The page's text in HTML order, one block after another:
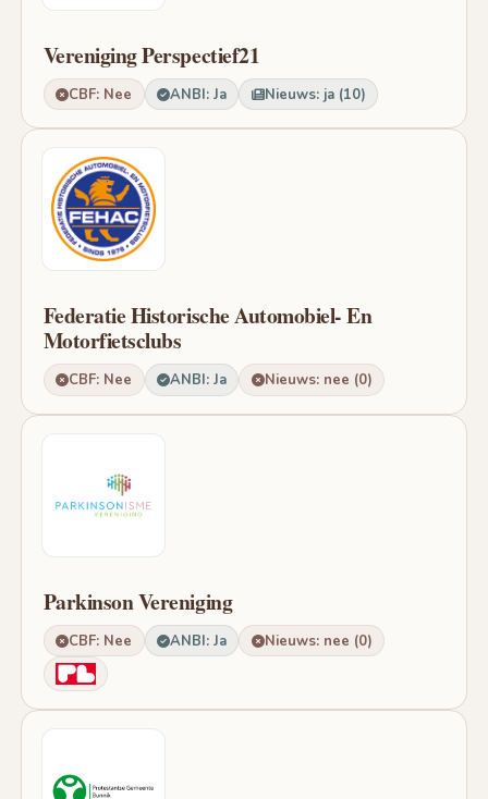
Vereniging Perspectief21
CBF: Nee ANBI: Ja Nieuws: ja (10)
Federatie Historische Automobiel- En
Motorfietsclubs
CBF: Nee ANBI: Ja Nieuws: nee (0)
Parkinson Vereniging
CBF: Nee ANBI: Ja Nieuws: nee (0)